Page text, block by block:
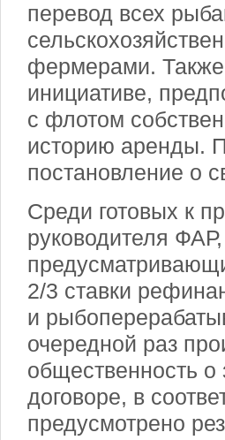
перевод всех
фермерами.
инициативе,
с флотом
историю аренды.
постановление о
Среди готовых к
руководителя
2/3 ставки
и
очередной раз
общественность
договоре, в
предусмотрено